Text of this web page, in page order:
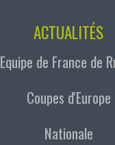
ACTUALITÉS
Equipe de France de
Coupes d'Europe
Nationale